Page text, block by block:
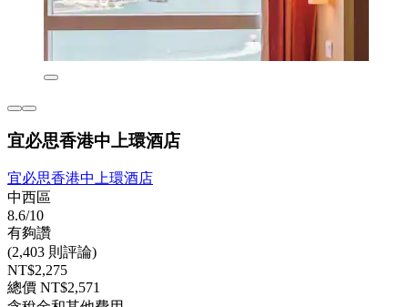
宜必思香港中上環酒店
宜必思香港中上環酒店
中西區
8.6/10
有夠讚
(2,403 則評論)
NT$2,275
總價 NT$2,571